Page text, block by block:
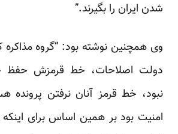
شدن ایران را بگیرند.”
وی همچنین نوشته بود: “گروه
دولت اصلاحات، خط قرمزش حفظ
نبود، خط قرمز آنان نرفتن پرونده
امنیت بود بر همین اساس برای